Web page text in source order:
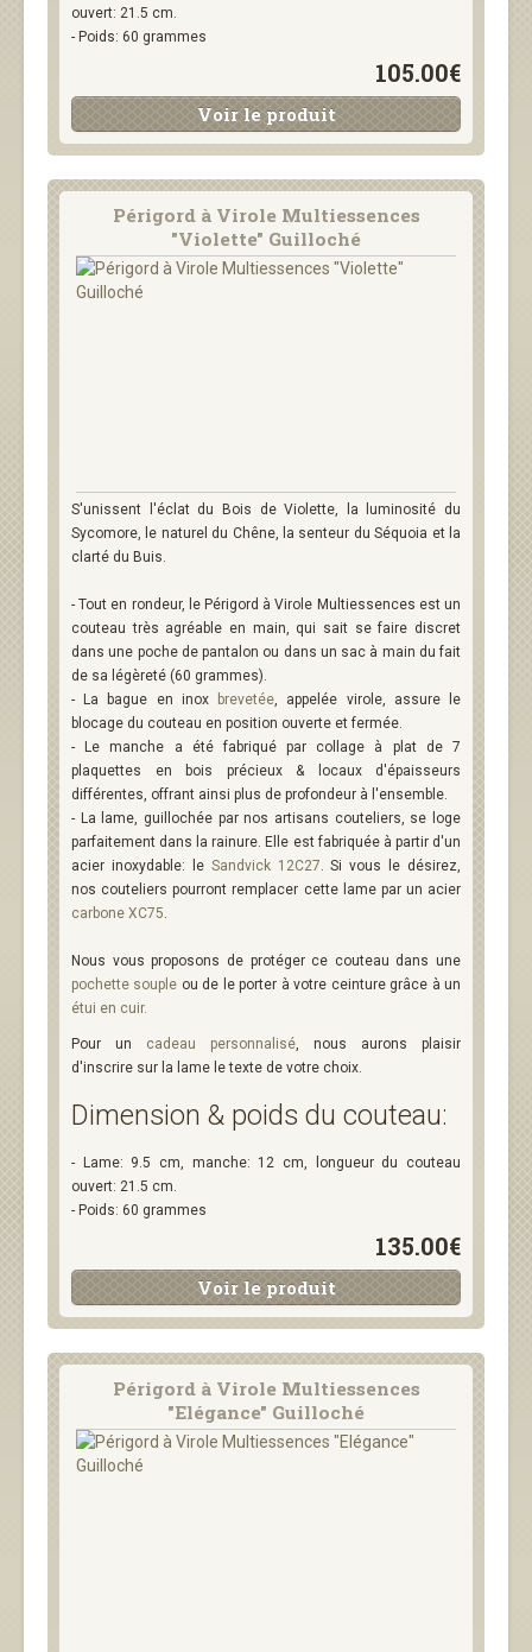
ouvert: 21.5 cm.
- Poids: 60 grammes
105.00€
Voir le produit
Périgord à Virole Multiessences
"Violette" Guilloché
S'unissent l'éclat du Bois de Violette, la luminosité du
Sycomore, le naturel du Chêne, la senteur du Séquoia et la
clarté du Buis.
- Tout en rondeur, le Périgord à Virole Multiessences est un
couteau très agréable en main, qui sait se faire discret
dans une poche de pantalon ou dans un sac à main du fait
de sa légèreté (60 grammes).
- La bague en inox
brevetée, appelée virole, assure le
blocage du couteau en position ouverte et fermée.
- Le manche a été fabriqué par collage à plat de 7
plaquettes en bois précieux & locaux d'épaisseurs
différentes, offrant ainsi plus de profondeur à l'ensemble.
- La lame, guillochée par nos artisans couteliers, se loge
parfaitement dans la rainure. Elle est fabriquée à partir d'un
acier inoxydable: le Sandvick 12C27. Si vous le désirez,
nos couteliers pourront remplacer cette lame par un acier
carbone XC75.
Nous vous proposons de protéger ce couteau dans une
pochette souple ou de le porter à votre ceinture grâce à un
étui en cuir.
Pour un cadeau personnalisé, nous aurons plaisir
d'inscrire sur la lame le texte de votre choix.
Dimension & poids du couteau:
- Lame: 9.5 cm, manche: 12 cm, longueur du couteau
ouvert: 21.5 cm.
- Poids: 60 grammes
135.00€
Voir le produit
Périgord à Virole Multiessences
"Elégance" Guilloché